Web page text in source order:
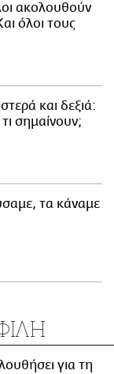
ακολουθούν
όλοι τους
και δεξιά:
σημαίνουν;
τα κάναμε
για τη